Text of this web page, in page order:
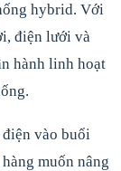
hybrid. Với
điện lưới và
hành linh hoạt
vào buổi
muốn nâng